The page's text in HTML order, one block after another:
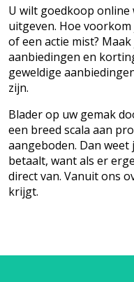
U wilt goedkoop online
uitgeven. Hoe
of een actie mist?
aanbiedingen en
geweldige
zijn.
Blader op uw gemak
een breed scala aan
aangeboden. Dan
betaalt, want als er
direct van. Vanuit ons
krijgt.